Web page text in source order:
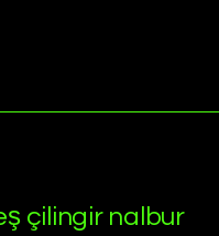
çilingir nalbur